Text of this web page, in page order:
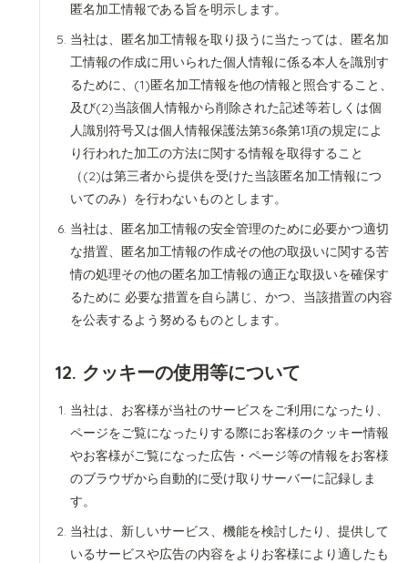
匿名加工情報である旨を明示します。
当社は、匿名加工情報を取り扱うに当たっては、匿名加
工情報の作成に用いられた個人情報に係る本人を識別す
るために、(1)匿名加工情報を他の情報と照合すること、
及び(2)当該個人情報から削除された記述等若しくは個
人識別符号又は個人情報保護法第36条第1項の規定によ
り行われた加工の方法に関する情報を取得すること
（(2)は第三者から提供を受けた当該匿名加工情報につ
いてのみ）を行わないものとします。
当社は、匿名加工情報の安全管理のために必要かつ適切
な措置、匿名加工情報の作成その他の取扱いに関する苦
情の処理その他の匿名加工情報の適正な取扱いを確保す
るために 必要な措置を自ら講じ、かつ、当該措置の内容
を公表するよう努めるものとします。
12. クッキーの使用等について
当社は、お客様が当社のサービスをご利用になったり、
ページをご覧になったりする際にお客様のクッキー情報
やお客様がご覧になった広告・ページ等の情報をお客様
のブラウザから自動的に受け取りサーバーに記録しま
す。
当社は、新しいサービス、機能を検討したり、提供して
いるサービスや広告の内容をよりお客様により適したも